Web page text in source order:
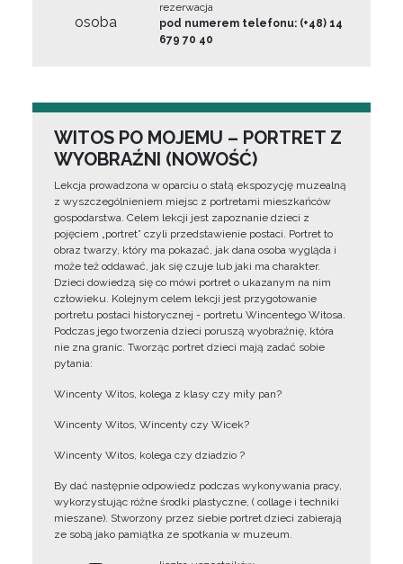
osoba
rezerwacja
pod numerem telefonu: (+48) 14
679 70 40
WITOS PO MOJEMU – PORTRET Z
WYOBRAŹNI (NOWOŚĆ)
Lekcja prowadzona w oparciu o stałą ekspozycję muzealną
z wyszczególnieniem miejsc z portretami mieszkańców
gospodarstwa. Celem lekcji jest zapoznanie dzieci z
pojęciem „portret” czyli przedstawienie postaci. Portret to
obraz twarzy, który ma pokazać, jak dana osoba wygląda i
może też oddawać, jak się czuje lub jaki ma charakter.
Dzieci dowiedzą się co mówi portret o ukazanym na nim
człowieku. Kolejnym celem lekcji jest przygotowanie
portretu postaci historycznej - portretu Wincentego Witosa.
Podczas jego tworzenia dzieci poruszą wyobraźnię, która
nie zna granic. Tworząc portret dzieci mają zadać sobie
pytania:
Wincenty Witos, kolega z klasy czy miły pan?
Wincenty Witos, Wincenty czy Wicek?
Wincenty Witos, kolega czy dziadzio ?
By dać następnie odpowiedz podczas wykonywania pracy,
wykorzystując różne środki plastyczne, ( collage i techniki
mieszane). Stworzony przez siebie portret dzieci zabierają
ze sobą jako pamiątka ze spotkania w muzeum.